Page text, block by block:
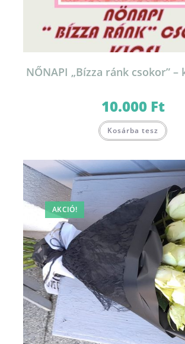
NŐNAPI „Bízza ránk csokor” –
10.000 Ft
Kosárba tesz
AKCIÓ!